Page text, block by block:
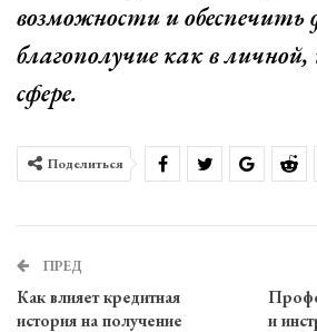
возможности и обеспечить
благополучие как в
сфере.
Поделиться
ПРЕД
Как влияет кредитная
история на получение
и